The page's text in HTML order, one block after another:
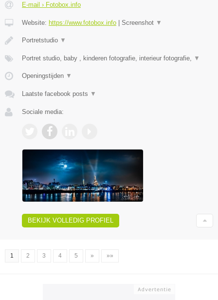
E-mail › Fotobox.info
Website: https://www.fotobox.info Screenshot ▼
Portretstudio ▼
Portret studio, baby , kinderen fotografie, interieur fotografie, ▼
Openingstijden ▼
Laatste facebook posts ▼
Sociale media:
BEKIJK VOLLEDIG PROFIEL
1 2 3 4 5 » »»